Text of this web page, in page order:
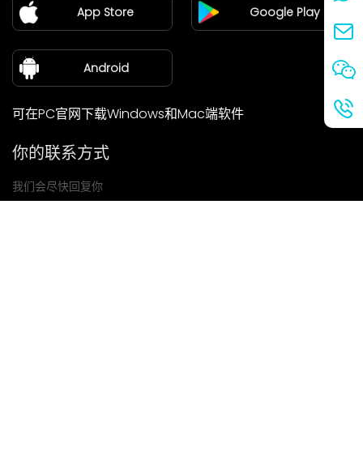
新闻中心
关于我们
App Store Google Play
Android
可在PC官网下载Windows和Mac端软件
你的联系方式
我们会尽快回复你